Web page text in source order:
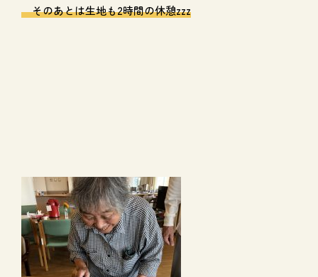
そのあとは生地も2時間の休憩zzz